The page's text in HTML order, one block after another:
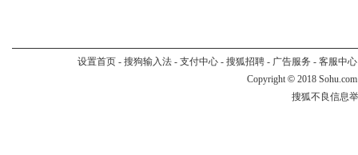
设置首页- 搜狗输入法- 支付中心- 搜狐招聘- 广告服务 - 客服中心
Copyright © 2018
搜狐不良信息